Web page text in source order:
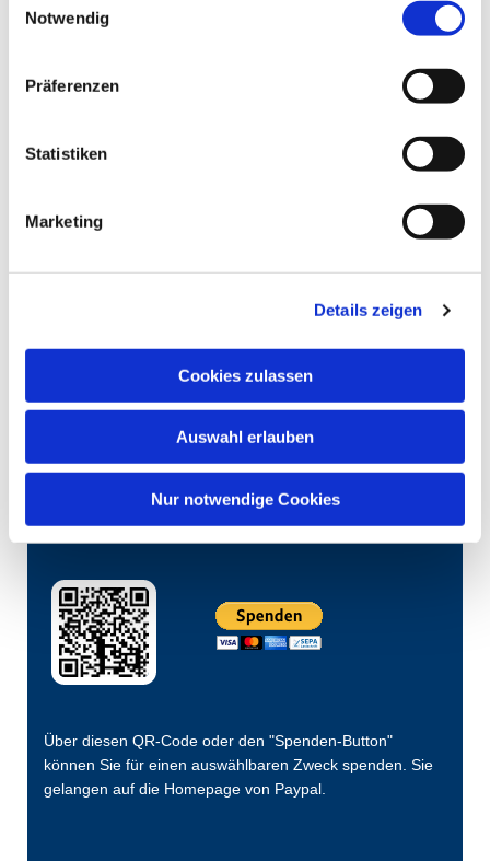
Notwendig
Präferenzen
Statistiken
Marketing
Details zeigen
Cookies zulassen
Auswahl erlauben
Nur notwendige Cookies
Über diesen QR-Code oder den "Spenden-Button"
können Sie für einen auswählbaren Zweck spenden. Sie
gelangen auf die Homepage von Paypal.